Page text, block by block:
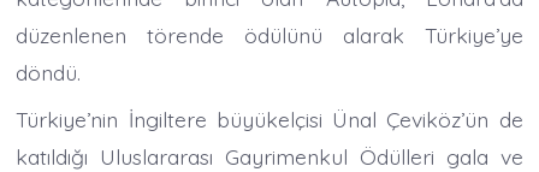
düzenlenen törende ödülünü alarak Türkiye’ye
döndü.
Türkiye’nin İngiltere büyükelçisi Ünal Çeviköz’ün de
katıldığı Uluslararası Gayrimenkul Ödülleri gala ve